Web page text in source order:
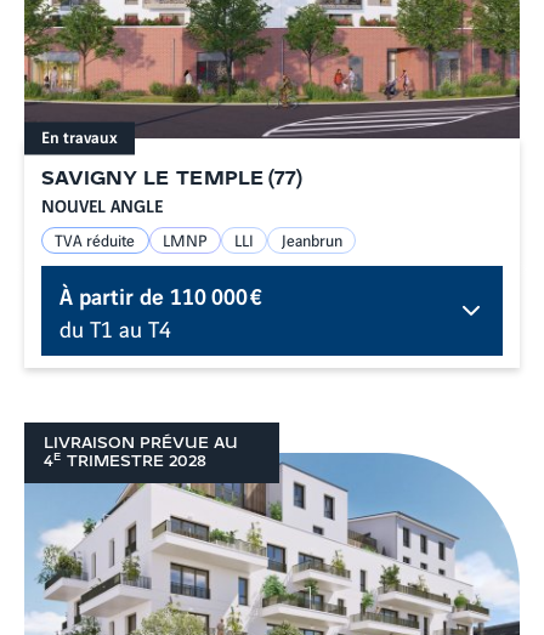
SAVIGNY LE TEMPLE (77)
NOUVEL ANGLE
En travaux
TVA réduite LMNP LLI Jeanbrun
À partir de110 000 €
du T1 au T4
LIVRAISON PRÉVUE AU
4E TRIMESTRE 2028